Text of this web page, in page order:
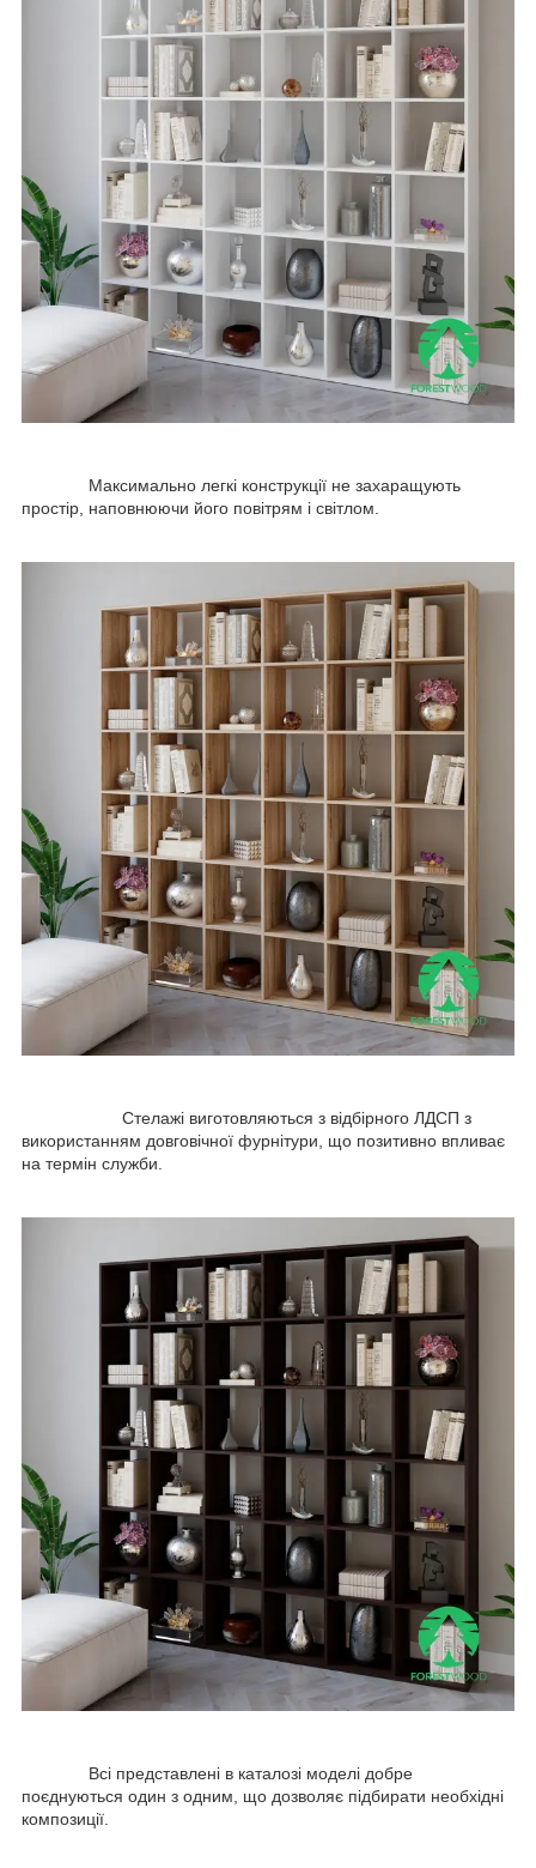
Максимально легкі конструкції не захаращують
простір, наповнюючи його повітрям і світлом.
Стелажі виготовляються з відбірного ЛДСП з
використанням довговічної фурнітури, що позитивно впливає
на термін служби.
Всі представлені в каталозі моделі добре
поєднуються один з одним, що дозволяє підбирати необхідні
композиції.